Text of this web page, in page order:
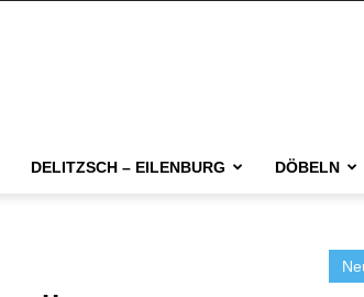
DELITZSCH – EILENBURG DÖBELN